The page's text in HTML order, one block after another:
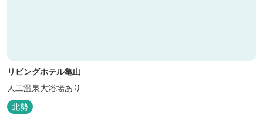
リビングホテル亀山
人工温泉大浴場あり
北勢